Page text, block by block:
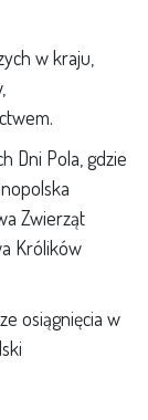
w kraju,
Dni Pola, gdzie
Zwierząt
Królików
osiągnięcia w